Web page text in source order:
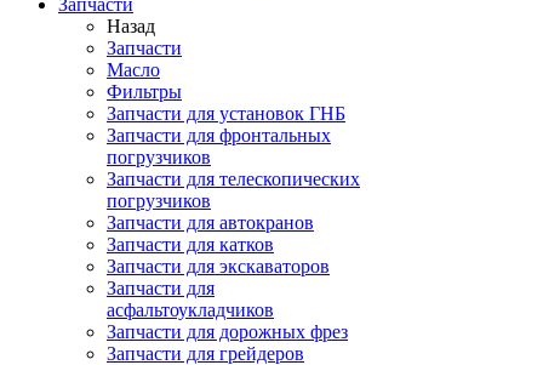
Запчасти
Назад
Запчасти
Масло
Фильтры
Запчасти для установок ГНБ
Запчасти для фронтальных
погрузчиков
Запчасти для телескопических
погрузчиков
Запчасти для автокранов
Запчасти для катков
Запчасти для экскаваторов
Запчасти для
асфальтоукладчиков
Запчасти для дорожных фрез
Запчасти для грейдеров